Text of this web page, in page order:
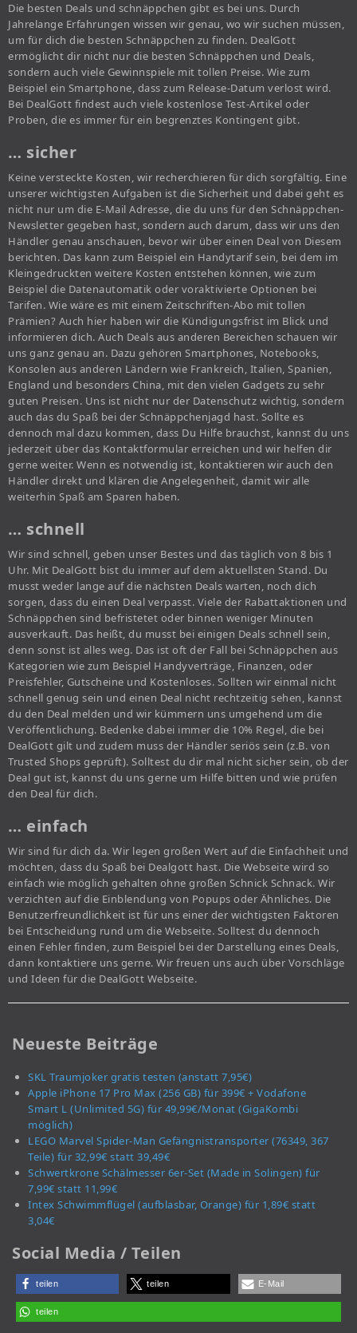
Die besten Deals und schnäppchen gibt es bei uns. Durch
Jahrelange Erfahrungen wissen wir genau, wo wir suchen müssen,
um für dich die besten Schnäppchen zu finden. DealGott
ermöglicht dir nicht nur die besten Schnäppchen und Deals,
sondern auch viele Gewinnspiele mit tollen Preise. Wie zum
Beispiel ein Smartphone, dass zum Release-Datum verlost wird.
Bei DealGott findest auch viele kostenlose Test-Artikel oder
Proben, die es immer für ein begrenztes Kontingent gibt.
… sicher
Keine versteckte Kosten, wir recherchieren für dich sorgfältig. Eine
unserer wichtigsten Aufgaben ist die Sicherheit und dabei geht es
nicht nur um die E-Mail Adresse, die du uns für den Schnäppchen-
Newsletter gegeben hast, sondern auch darum, dass wir uns den
Händler genau anschauen, bevor wir über einen Deal von Diesem
berichten. Das kann zum Beispiel ein Handytarif sein, bei dem im
Kleingedruckten weitere Kosten entstehen können, wie zum
Beispiel die Datenautomatik oder voraktivierte Optionen bei
Tarifen. Wie wäre es mit einem Zeitschriften-Abo mit tollen
Prämien? Auch hier haben wir die Kündigungsfrist im Blick und
informieren dich. Auch Deals aus anderen Bereichen schauen wir
uns ganz genau an. Dazu gehören Smartphones, Notebooks,
Konsolen aus anderen Ländern wie Frankreich, Italien, Spanien,
England und besonders China, mit den vielen Gadgets zu sehr
guten Preisen. Uns ist nicht nur der Datenschutz wichtig, sondern
auch das du Spaß bei der Schnäppchenjagd hast. Sollte es
dennoch mal dazu kommen, dass Du Hilfe brauchst, kannst du uns
jederzeit über das Kontaktformular erreichen und wir helfen dir
gerne weiter. Wenn es notwendig ist, kontaktieren wir auch den
Händler direkt und klären die Angelegenheit, damit wir alle
weiterhin Spaß am Sparen haben.
… schnell
Wir sind schnell, geben unser Bestes und das täglich von 8 bis 1
Uhr. Mit DealGott bist du immer auf dem aktuellsten Stand. Du
musst weder lange auf die nächsten Deals warten, noch dich
sorgen, dass du einen Deal verpasst. Viele der Rabattaktionen und
Schnäppchen sind befristetet oder binnen weniger Minuten
ausverkauft. Das heißt, du musst bei einigen Deals schnell sein,
denn sonst ist alles weg. Das ist oft der Fall bei Schnäppchen aus
Kategorien wie zum Beispiel Handyverträge, Finanzen, oder
Preisfehler, Gutscheine und Kostenloses. Sollten wir einmal nicht
schnell genug sein und einen Deal nicht rechtzeitig sehen, kannst
du den Deal melden und wir kümmern uns umgehend um die
Veröffentlichung. Bedenke dabei immer die 10% Regel, die bei
DealGott gilt und zudem muss der Händler seriös sein (z.B. von
Trusted Shops geprüft). Solltest du dir mal nicht sicher sein, ob der
Deal gut ist, kannst du uns gerne um Hilfe bitten und wie prüfen
den Deal für dich.
… einfach
Wir sind für dich da. Wir legen großen Wert auf die Einfachheit und
möchten, dass du Spaß bei Dealgott hast. Die Webseite wird so
einfach wie möglich gehalten ohne großen Schnick Schnack. Wir
verzichten auf die Einblendung von Popups oder Ähnliches. Die
Benutzerfreundlichkeit ist für uns einer der wichtigsten Faktoren
bei Entscheidung rund um die Webseite. Solltest du dennoch
einen Fehler finden, zum Beispiel bei der Darstellung eines Deals,
dann kontaktiere uns gerne. Wir freuen uns auch über Vorschläge
und Ideen für die DealGott Webseite.
Neueste Beiträge
SKL Traumjoker gratis testen (anstatt 7,95€)
Apple iPhone 17 Pro Max (256 GB) für 399€ + Vodafone
Smart L (Unlimited 5G) für 49,99€/Monat (GigaKombi
möglich)
LEGO Marvel Spider-Man Gefängnistransporter (76349, 367
Teile) für 32,99€ statt 39,49€
Schwertkrone Schälmesser 6er-Set (Made in Solingen) für
7,99€ statt 11,99€
Intex Schwimmflügel (aufblasbar, Orange) für 1,89€ statt
3,04€
Social Media / Teilen
teilen teilen E-Mail
teilen